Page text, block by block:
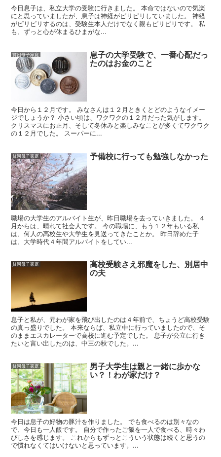
今日息子は、私立大学の受験に行きました。 本命ではないので気楽
にと思っていましたが、息子は神経がピリピリしていました。 神経
がピリピリするのは、受験生本人だけでなく親もピリピリです。 私
も、ずっと心が休まるひまがな...
貧困母子家庭 息子の大学受験で、一番心配だっ
たのはお金のこと
今日から１２月です。 みなさんは１２月ときくとどのようなイメー
ジでしょうか？ 小さい頃は、ワクワクの１２月だった気がします。
クリスマスにお正月、そして冬休みと楽しみなことが多くてワクワク
の１２月でした。 スーパーに...
貧困母子家庭 予備校に行っても勉強しなかった
職場の大学生のアルバイト生が、昨日職場を去っていきました。 ４
月からは、晴れて社会人です。 今の職場に、もう１２年もいる私
は、何人の高校生や大学生を見送ってきたことか。 昨日辞めた子
は、大学時代４年間アルバイトをしてい...
貧困母子家庭 高校受験さえ邪魔をした、別居中
の夫
息子と私が、元わが家を飛び出したのは４年前で、ちょうど高校受験
の真っ盛りでした。 本来ならば、私立中に行っていましたので、そ
のままエスカレーターで高校に進む予定でした。 息子が公立に行き
たいと言い出したのは、中三の秋でした。...
貧困母子家庭 男子大学生は親と一緒に歩かな
い？！わが家だけ？
今日は息子の好物の豚汁を作りました。 でも食べるのは別々なの
で、今日も一人飯です。 自分で作ったご飯を一人で食べる、時々わ
びしさを感じます。 これからもずっとこういう状態は続くと思うの
で慣れなくてはいけないと思っています。...